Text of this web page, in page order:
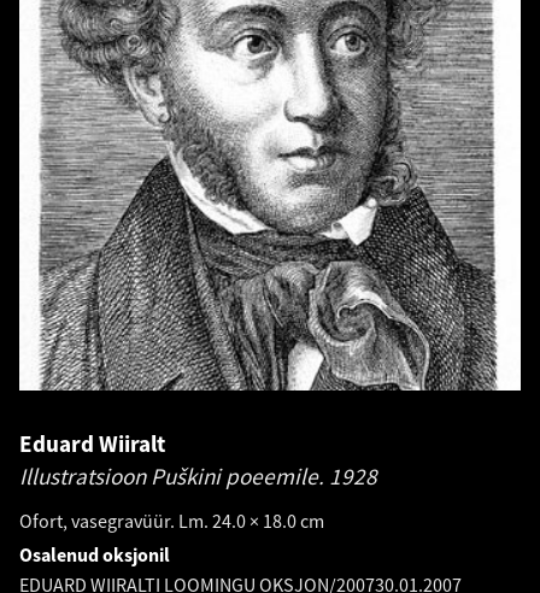
Eduard Wiiralt
Illustratsioon Puškini poeemile. 1928
Ofort, vasegravüür. Lm. 24.0 × 18.0 cm
Osalenud oksjonil
EDUARD WIIRALTI LOOMINGU OKSJON/200730.01.2007